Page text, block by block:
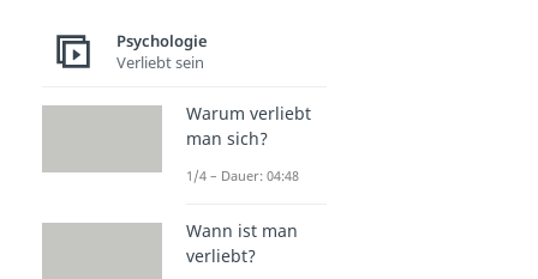
Psychologie
Verliebt sein
Warum verliebt
man sich?
1/4 – Dauer: 04:48
Wann ist man
verliebt?